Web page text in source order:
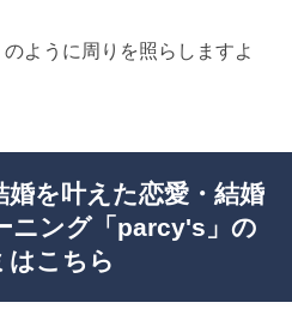
ように周りを照らしますよ
婚を叶えた恋愛・結婚
ニング「parcy's」の
はこちら